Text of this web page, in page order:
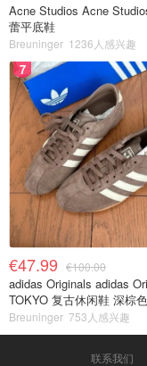
Acne Studios Acne
蕾平底鞋
Breuninger 1236人感兴趣
7
€47.99 €100.00
adidas Originals adidas
TOKYO 复古休闲鞋 深棕色
Breuninger 753人感兴趣
联系我们